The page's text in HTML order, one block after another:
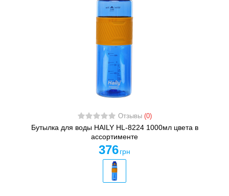
Отзывы (0)
Бутылка для воды HAILY HL-8224 1000мл цвета в
ассортименте
376 грн